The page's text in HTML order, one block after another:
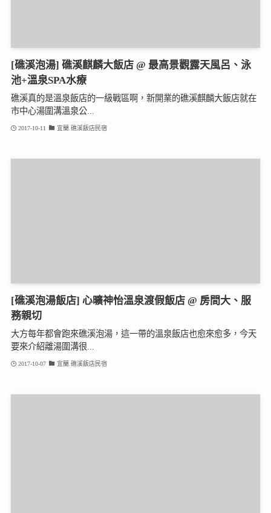
[礁溪泡湯] 礁溪麒麟大飯店 @ 最高景觀露天風呂、泳
池+溫泉SPA水療
礁溪真的是溫泉飯店的一級戰區啊，新開業的礁溪麒麟大飯店就在
市中心湯圍溝溫泉公...
2017-10-11 宜蘭.礁溪飯店民宿
[礁溪泡湯飯店] 心曠神怡溫泉渡假飯店 @ 房間大、服
務親切
大方每年都會跑來礁溪泡湯，這一帶的溫泉飯店也愈來愈多，今天
要來介紹離湯圍溝很...
2017-10-07 宜蘭.礁溪飯店民宿